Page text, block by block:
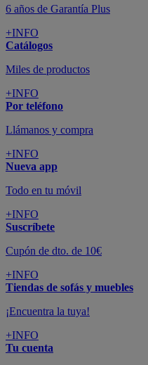
6 años de Garantía Plus
+INFO
Catálogos
Miles de productos
+INFO
Por teléfono
Llámanos y compra
+INFO
Nueva app
Todo en tu móvil
+INFO
Suscríbete
Cupón de dto. de 10€
+INFO
Tiendas de sofás y muebles
¡Encuentra la tuya!
+INFO
Tu cuenta